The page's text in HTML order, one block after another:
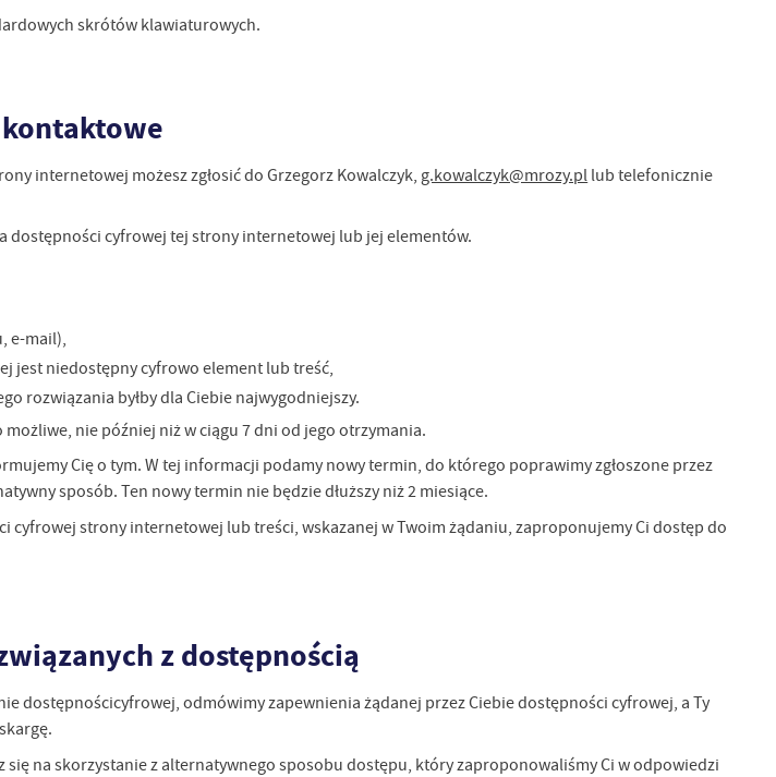
skrótów klawiaturowych.
internetowej możesz zgłosić doGrzegorz Kowalczyk, g.kowalczyk@mrozy.pl lub telefonicznie
dostępności cyfrowej tej strony internetowej lub jej elementów.
e-mail),
jest niedostępny cyfrowo element lub treść,
rozwiązania byłby dla Ciebie najwygodniejszy.
nie później niż w ciągu 7 dni od jego otrzymania.
Cię o tym. W tej informacji podamy nowy termin, do którego poprawimy zgłoszone przez
sposób. Ten nowy termin nie będzie dłuższy niż 2 miesiące.
cyfrowej strony internetowej lub treści, wskazanej w Twoim żądaniu, zaproponujemy Ci dostęp do
z dostępnością
dostępnościcyfrowej, odmówimy zapewnienia żądanej przez Ciebie dostępności cyfrowej, a Ty
się na skorzystanie z alternatywnego sposobu dostępu, który zaproponowaliśmy Ci w odpowiedzi